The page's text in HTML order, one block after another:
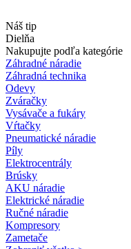
Náš tip
Dielňa
Nakupujte podľa kategórie
Záhradné náradie
Záhradná technika
Odevy
Zváračky
Vysávače a fukáry
Vŕtačky
Pneumatické náradie
Píly
Elektrocentrály
Brúsky
AKU náradie
Elektrické náradie
Ručné náradie
Kompresory
Zametače